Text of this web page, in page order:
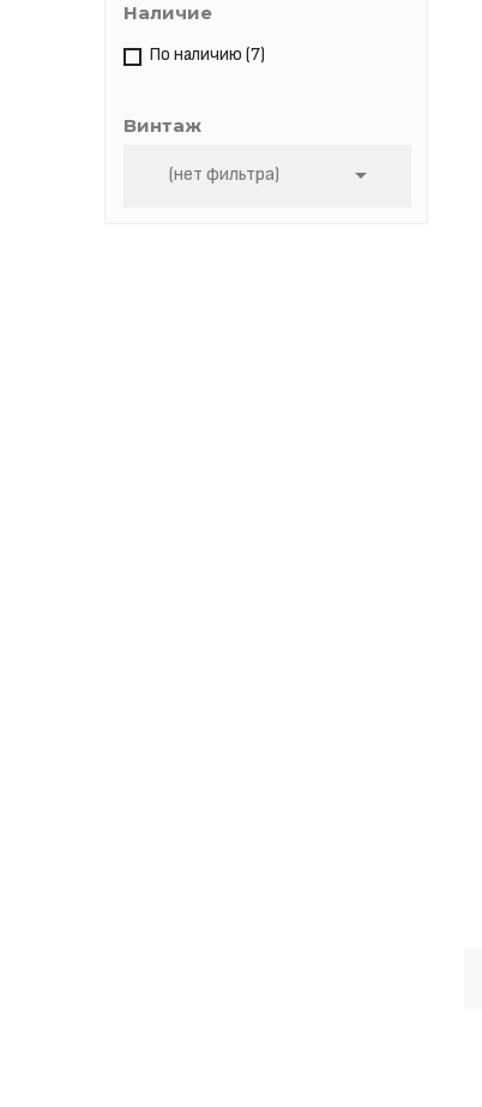
Наличие
По наличию (7)
Винтаж
(нет фильтра) 